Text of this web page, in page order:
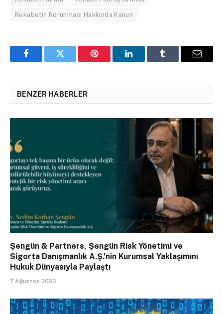
Rekabetin Korunması Hakkında Kanun
FacebookTwitter Pinterest LinkedInTumblr Email
BENZER HABERLER
Şengün & Partners, Şengün Risk Yönetimi ve
Sigorta Danışmanlık A.Ş.’nin Kurumsal Yaklaşımını
Hukuk Dünyasıyla Paylaştı
7 Ağustos 2026